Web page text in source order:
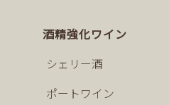
酒精強化ワイン
シェリー酒
ポートワイン